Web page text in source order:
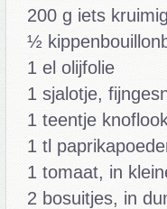
200 g iets
½
1 el olijfolie
1 sjalotje,
1 teentje
1 tl
1 tomaat, in
2 bosuitjes, in